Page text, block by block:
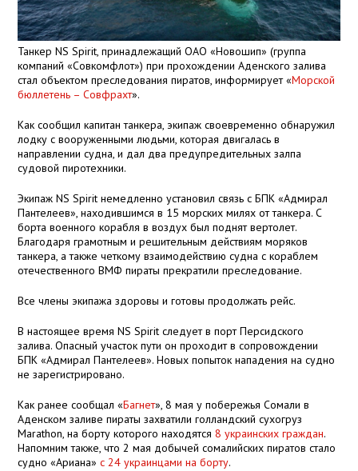
Танкер NS Spirit, принадлежащий ОАО «Новошип» (группа
компаний «Совкомфлот») при прохождении Аденского залива
стал объектом преследования пиратов, информирует «Морской
бюллетень – Совфрахт».
Как сообщил капитан танкера, экипаж своевременно обнаружил
лодку с вооруженными людьми, которая двигалась в
направлении судна, и дал два предупредительных залпа
судовой пиротехники.
Экипаж NS Spirit немедленно установил связь с БПК «Адмирал
Пантелеев», находившимся в 15 морских милях от танкера. С
борта военного корабля в воздух был поднят вертолет.
Благодаря грамотным и решительным действиям моряков
танкера, а также четкому взаимодействию судна с кораблем
отечественного ВМФ пираты прекратили преследование.
Все члены экипажа здоровы и готовы продолжать рейс.
В настоящее время NS Spirit следует в порт Персидского
залива. Опасный участок пути он проходит в сопровождении
БПК «Адмирал Пантелеев». Новых попыток нападения на судно
не зарегистрировано.
Как ранее сообщал «Багнет», 8 мая у побережья Сомали в
Аденском заливе пираты захватили голландский сухогруз
Marathon, на борту которого находятся8 украинских граждан.
Напомним также, что 2 мая добычей сомалийских пиратов стало
судно «Ариана»с 24 украинцами на борту.